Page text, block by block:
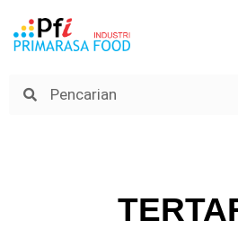
to
Search